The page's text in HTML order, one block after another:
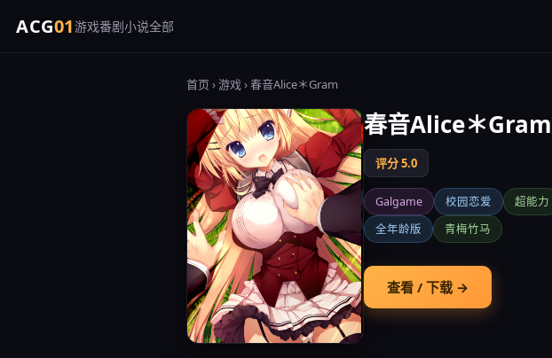
ACG01游戏番剧小说全部
首页 ›游戏› 春音Alice＊Gram
春音Alice＊Gram
评分 5.0
Galgame 校园恋爱 超能力
全年龄版
青梅竹马
查看 / 下载 →